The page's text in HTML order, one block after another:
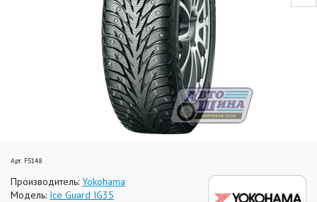
Арт. F5148
Производитель: Yokohama
Модель: Ice Guard IG35